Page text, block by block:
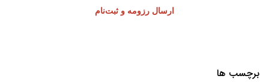
ارسال رزومه و ثبت‌نام
برچسب ها